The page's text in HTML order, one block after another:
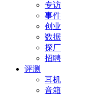
专访
事件
创业
数据
探厂
招聘
评测
耳机
音箱